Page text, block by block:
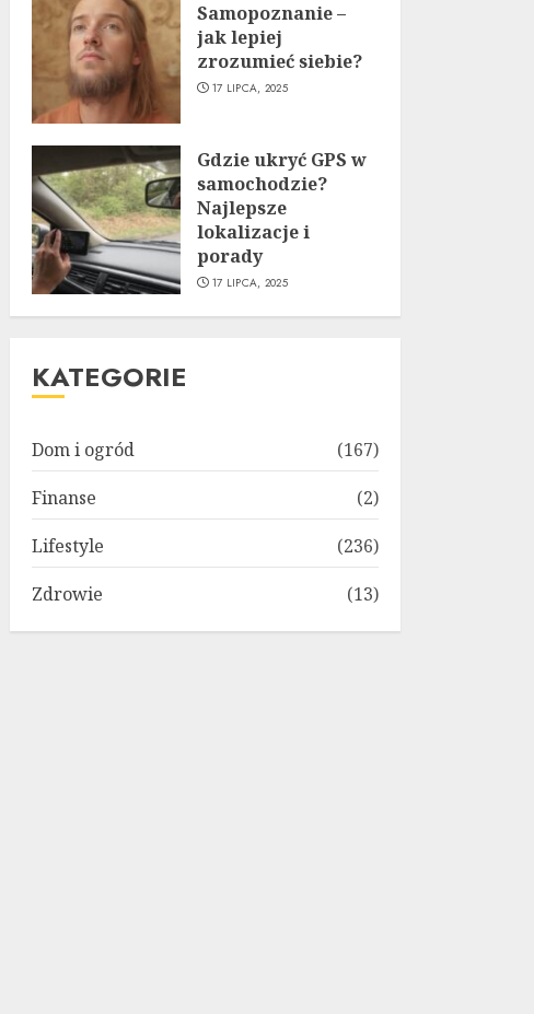
Samopoznanie –
jak lepiej
zrozumieć siebie?
17 LIPCA, 2025
Gdzie ukryć GPS w
samochodzie?
Najlepsze
lokalizacje i
porady
17 LIPCA, 2025
KATEGORIE
Dom i ogród
(167)
Finanse
(2)
Lifestyle
(236)
Zdrowie
(13)